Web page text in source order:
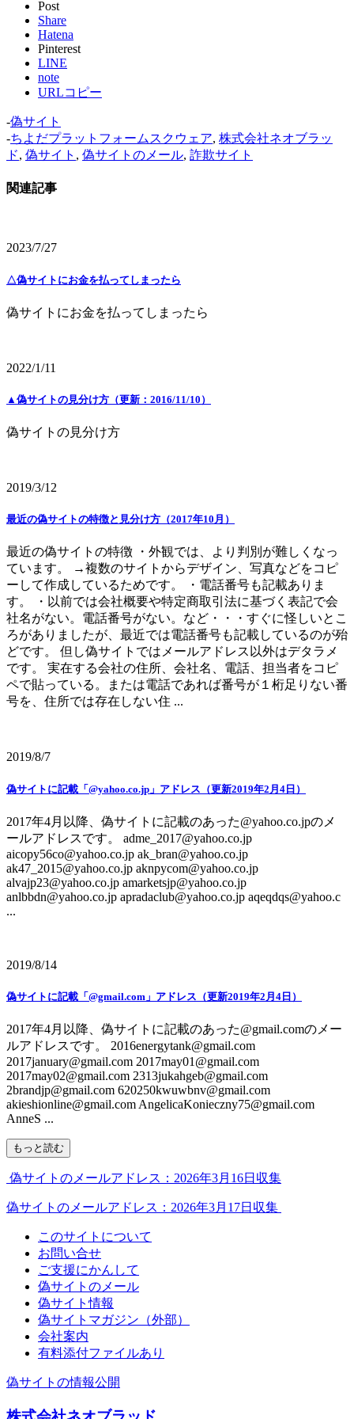
Post
Share
Hatena
Pinterest
LINE
note
URLコピー
-偽サイト
-ちよだプラットフォームスクウェア, 株式会社ネオブラッ
ド, 偽サイト , 偽サイトのメール, 詐欺サイト
関連記事
2023/7/27
△偽サイトにお金を払ってしまったら
偽サイトにお金を払ってしまったら
2022/1/11
▲偽サイトの見分け方（更新：2016/11/10）
偽サイトの見分け方
2019/3/12
最近の偽サイトの特徴と見分け方（2017年10月）
最近の偽サイトの特徴 ・外観では、より判別が難しくなっ
ています。 →複数のサイトからデザイン、写真などをコピ
ーして作成しているためです。 ・電話番号も記載ありま
す。 ・以前では会社概要や特定商取引法に基づく表記で会
社名がない。電話番号がない。など・・・すぐに怪しいとこ
ろがありましたが、最近では電話番号も記載しているのが殆
どです。 但し偽サイトではメールアドレス以外はデタラメ
です。 実在する会社の住所、会社名、電話、担当者をコピ
ペで貼っている。または電話であれば番号が１桁足りない番
号を、住所では存在しない住 ...
2019/8/7
偽サイトに記載「@yahoo.co.jp」アドレス（更新2019年2月4日）
2017年4月以降、偽サイトに記載のあった@yahoo.co.jpのメ
ールアドレスです。 adme_2017@yahoo.co.jp
aicopy56co@yahoo.co.jp ak_bran@yahoo.co.jp
ak47_2015@yahoo.co.jp aknpycom@yahoo.co.jp
alvajp23@yahoo.co.jp amarketsjp@yahoo.co.jp
anlbbdn@yahoo.co.jp apradaclub@yahoo.co.jp aqeqdqs@yahoo.c
...
2019/8/14
偽サイトに記載「@gmail.com」アドレス（更新2019年2月4日）
2017年4月以降、偽サイトに記載のあった@gmail.comのメー
ルアドレスです。 2016energytank@gmail.com
2017january@gmail.com 2017may01@gmail.com
2017may02@gmail.com 2313jukahgeb@gmail.com
2brandjp@gmail.com 620250kwuwbnv@gmail.com
akieshionline@gmail.com AngelicaKonieczny75@gmail.com
AnneS ...
もっと読む
偽サイトのメールアドレス：2026年3月16日収集
偽サイトのメールアドレス：2026年3月17日収集
このサイトについて
お問い合せ
ご支援にかんして
偽サイトのメール
偽サイト情報
偽サイトマガジン（外部）
会社案内
有料添付ファイルあり
偽サイトの情報公開